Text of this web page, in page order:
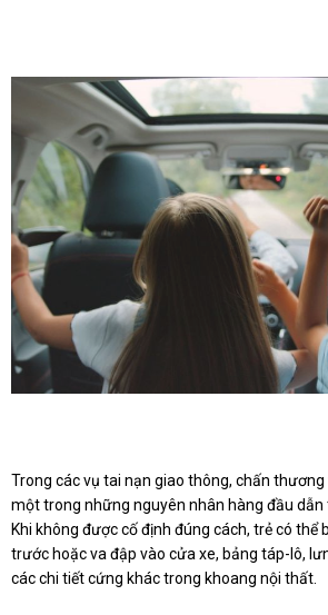
Trong các vụ tai nạn giao thông, chấn
một trong những nguyên nhân hàng đầu dẫn
Khi không được cố định đúng cách, trẻ có thể
trước hoặc va đập vào cửa xe, bảng táp-lô,
các chi tiết cứng khác trong khoang nội thất.